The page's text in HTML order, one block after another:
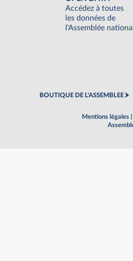
Accédez à toutes
les données de
l'Assemblée
BOUTIQUE DE L'ASSEMBLEE
Mentions légales